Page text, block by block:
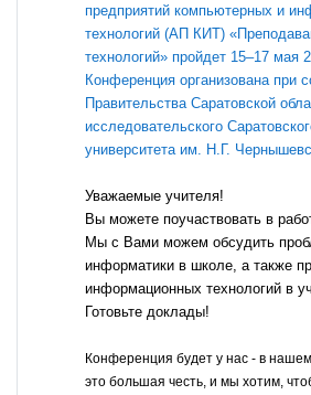
предприятий компьютерных и
технологий (АП КИТ)
технологий» пройдет 15–17 мая
Конференция организована при
Правительства Саратовской
исследовательского
университета им. Н.Г.
Уважаемые учителя!
Вы можете поучаствовать в
Мы с Вами можем обсудить
информатики в школе, а также
информационных технологий в
Готовьте доклады!
Конференция будет у нас - в
это большая честь, и мы хотим,